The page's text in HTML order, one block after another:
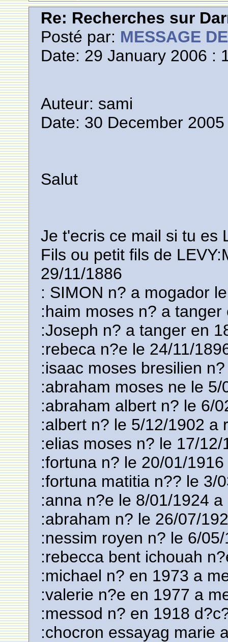
Re: Recherches sur
Posté par: MESSAGE
Date: 29 January 2006 :
Auteur: sami
Date: 30 December
Salut
Je t'ecris ce mail si tu es
Fils ou petit fils de
29/11/1886
: SIMON n? a mogador
:haim moses n? a tanger
:Joseph n? a tanger en
:rebeca n?e le 24/11/
:isaac moses bresilien
:abraham moses ne le
:abraham albert n? le 6/
:albert n? le 5/12/1902 a
:elias moses n? le 17/
:fortuna n? le 20/01/
:fortuna matitia n?? le 3/
:anna n?e le 8/01/1924
:abraham n? le 26/07/
:nessim royen n? le 6/
:rebecca bent ichouah
:michael n? en 1973 a
:valerie n?e en 1977 a
:messod n? en 1918
:chocron essayag marie